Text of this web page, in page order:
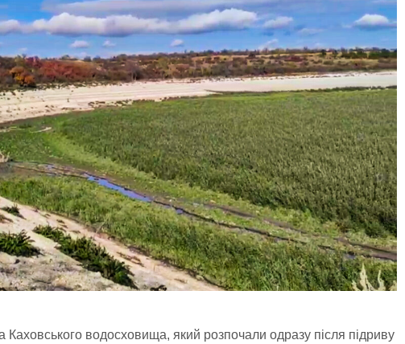
водосховища, який розпочали одразу після підриву